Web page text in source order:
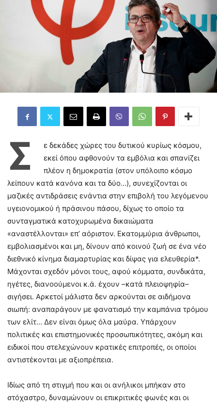
Σ
ε δεκάδες χώρες του δυτικού κυρίως κόσμου,
εκεί όπου αφθονούν τα εμβόλια και σπανίζει
πλέον η δημοκρατία (στον υπόλοιπο κόσμο
λείπουν κατά κανόνα και τα δύο…), συνεχίζονται οι
μαζικές αντιδράσεις ενάντια στην επιβολή του λεγόμενου
υγειονομικού ή πράσινου πάσου, δίχως το οποίο τα
συνταγματικά κατοχυρωμένα δικαιώματα
«αναστέλλονται» επ’ αόριστον. Εκατομμύρια άνθρωποι,
εμβολιασμένοι και μη, δίνουν από κοινού ζωή σε ένα νέο
διεθνικό κίνημα διαμαρτυρίας και δίψας για ελευθερία*.
Μάχονται σχεδόν μόνοι τους, αφού κόμματα, συνδικάτα,
ηγέτες, διανοούμενοι κ.ά. έχουν –κατά πλειοψηφία–
σιγήσει. Αρκετοί μάλιστα δεν αρκούνται σε αιδήμονα
σιωπή: αναπαράγουν με φανατισμό την καμπάνια τρόμου
των ελίτ… Δεν είναι όμως όλα μαύρα. Υπάρχουν
πολιτικές και επιστημονικές προσωπικότητες, ακόμη και
ειδικοί που στελεχώνουν κρατικές επιτροπές, οι οποίοι
αντιστέκονται με αξιοπρέπεια.
Ιδίως από τη στιγμή που και οι ανήλικοι μπήκαν στο
στόχαστρο, δυναμώνουν οι επικριτικές φωνές και οι